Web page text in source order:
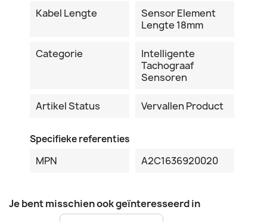
Kabel Lengte
Sensor Element
Lengte 18mm
Categorie
Intelligente
Tachograaf
Sensoren
Artikel Status Vervallen Product
Specifieke referenties
MPN A2C1636920020
Je bent misschien ook geïnteresseerd in